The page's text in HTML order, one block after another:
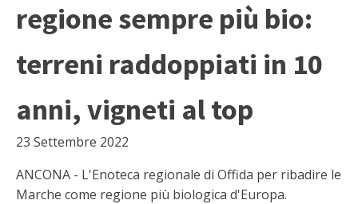
regione sempre più bio:
terreni raddoppiati in 10
anni, vigneti al top
23 Settembre 2022
ANCONA - L'Enoteca regionale di Offida per ribadire le
Marche come regione più biologica d'Europa.